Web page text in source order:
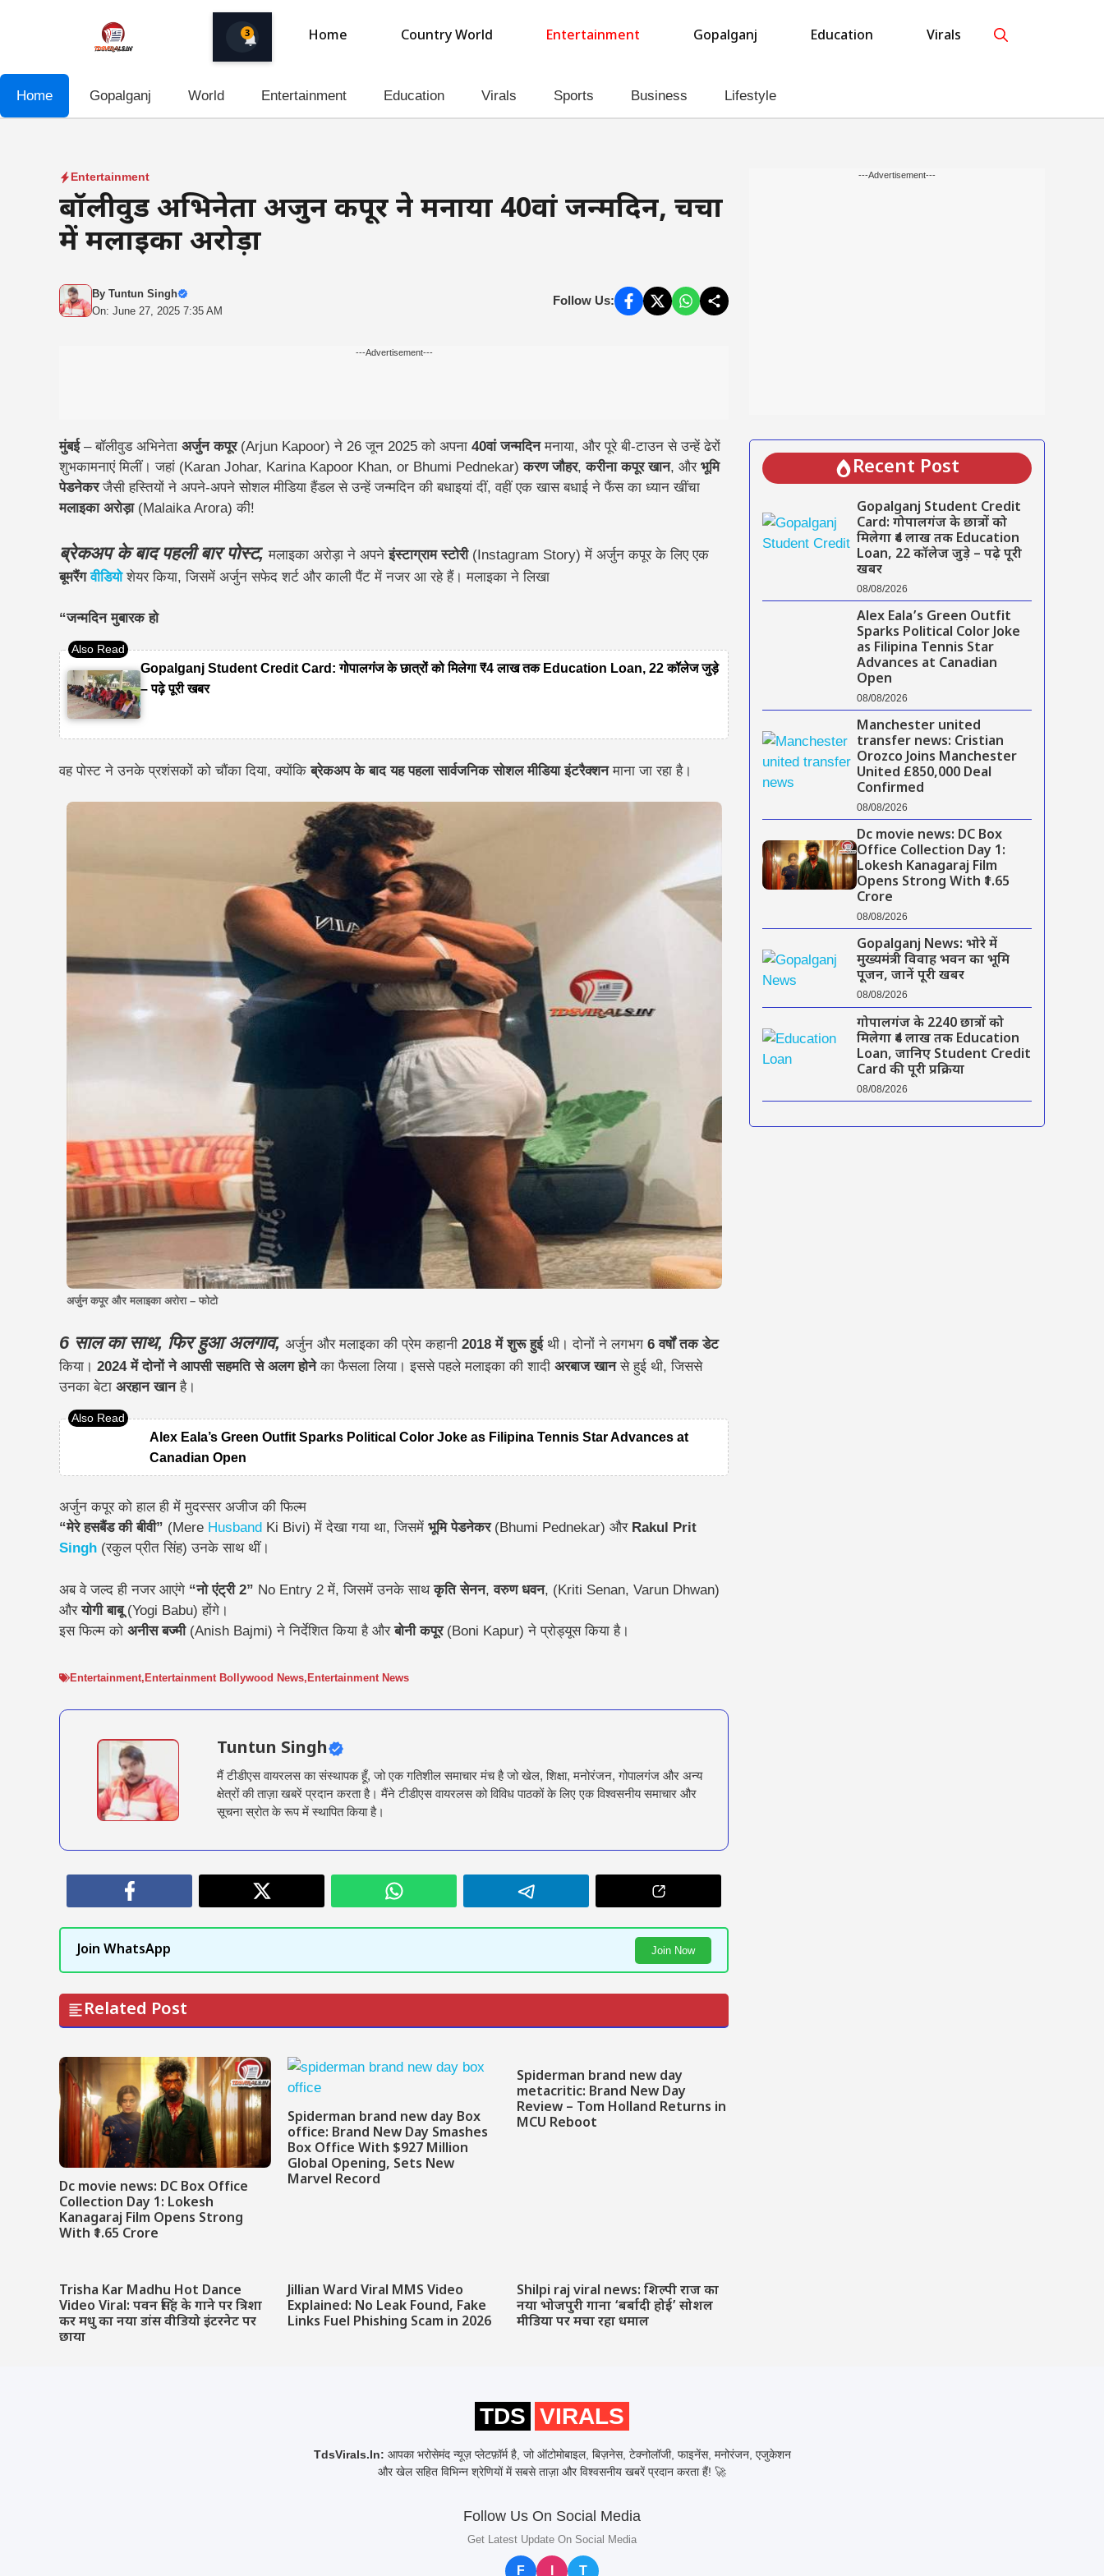
3 Home Country World Entertainment Gopalganj Education Virals
Home Gopalganj World Entertainment Education Virals Sports Business Lifestyle
Entertainment
बॉलीवुड अभिनेता अर्जुन कपूर ने मनाया 40वां जन्मदिन, चर्चा
में मलाइका अरोड़ा
By Tuntun Singh
On: June 27, 2025 7:35 AM
Follow Us:
---Advertisement---
मुंबई– बॉलीवुड अभिनेता अर्जुन कपूर(Arjun Kapoor) ने 26 जून 2025 को अपना 40वां जन्मदिनमनाया, और पूरे बी-टाउन से उन्हें ढेरों
शुभकामनाएं मिलीं। जहां (Karan Johar, Karina Kapoor Khan, or Bhumi Pednekar)करण जौहर,करीना कपूर खान, और भूमि
पेडनेकरजैसी हस्तियों ने अपने-अपने सोशल मीडिया हैंडल से उन्हें जन्मदिन की बधाइयां दीं, वहीं एक खास बधाई ने फैंस का ध्यान खींचा
मलाइका अरोड़ा(Malaika Arora) की!
ब्रेकअप के बाद पहली बार पोस्ट,मलाइका अरोड़ा ने अपनेइंस्टाग्राम स्टोरी(Instagram Story) में अर्जुन कपूर के लिए एक
बूमरैंगवीडियोशेयर किया, जिसमें अर्जुन सफेद शर्ट और काली पैंट में नजर आ रहे हैं। मलाइका ने लिखा
“जन्मदिन मुबारक हो
Gopalganj Student Credit Card: गोपालगंज के छात्रों को मिलेगा ₹4 लाख तक Education Loan, 22 कॉलेज जुड़े
– पढ़े पूरी खबर
वह पोस्ट ने उनके प्रशंसकों को चौंका दिया, क्योंकिब्रेकअप के बाद यह पहला सार्वजनिक सोशल मीडिया इंटरैक्शनमाना जा रहा है।
अर्जुन कपूर और मलाइका अरोरा – फोटो
6 साल का साथ, फिर हुआ अलगाव, अर्जुन और मलाइका की प्रेम कहानी 2018 में शुरू हुईथी। दोनों ने लगभग 6 वर्षों तक डेट
किया। 2024 में दोनों ने आपसी सहमति से अलग होनेका फैसला लिया। इससे पहले मलाइका की शादी अरबाज खानसे हुई थी, जिससे
उनका बेटा अरहान खानहै।
Alex Eala’s Green Outfit Sparks Political Color Joke as Filipina Tennis Star Advances at
Canadian Open
अर्जुन कपूर को हाल ही में मुदस्सर अजीज की फिल्म
“मेरे हसबैंड की बीवी” (Mere Husband Ki Bivi) में देखा गया था, जिसमें भूमि पेडनेकर(Bhumi Pednekar) और Rakul Prit
Singh (रकुल प्रीत सिंह) उनके साथ थीं।
अब वे जल्द ही नजर आएंगे “नो एंट्री 2” No Entry 2 में, जिसमें उनके साथकृति सेनन,वरुण धवन, (Kriti Senan, Varun Dhwan)
औरयोगी बाबू(Yogi Babu) होंगे।
इस फिल्म को अनीस बज्मी(Anish Bajmi) ने निर्देशित किया है औरबोनी कपूर(Boni Kapur) ने प्रोड्यूस किया है।
Entertainment, Entertainment Bollywood News, Entertainment News
Tuntun Singh
मैं टीडीएस वायरलस का संस्थापक हूँ, जो एक गतिशील समाचार मंच है जो खेल, शिक्षा, मनोरंजन, गोपालगंज और अन्य
क्षेत्रों की ताज़ा खबरें प्रदान करता है। मैंने टीडीएस वायरलस को विविध पाठकों के लिए एक विश्वसनीय समाचार और
सूचना स्रोत के रूप में स्थापित किया है।
Join WhatsApp Join Now
Related Post
Dc movie news: DC Box Office
Collection Day 1: Lokesh
Kanagaraj Film Opens Strong
With ₹1.65 Crore
Spiderman brand new day Box
office: Brand New Day Smashes
Box Office With $927 Million
Global Opening, Sets New
Marvel Record
Spiderman brand new day
metacritic: Brand New Day
Review – Tom Holland Returns in
MCU Reboot
Trisha Kar Madhu Hot Dance
Video Viral: पवन सिंह के गाने पर त्रिशा
कर मधु का नया डांस वीडियो इंटरनेट पर
छाया
Jillian Ward Viral MMS Video
Explained: No Leak Found, Fake
Links Fuel Phishing Scam in 2026
Shilpi raj viral news: शिल्पी राज का
नया भोजपुरी गाना ‘बर्बादी होई’ सोशल
मीडिया पर मचा रहा धमाल
---Advertisement---
Recent Post
Gopalganj Student Credit
Card: गोपालगंज के छात्रों को
मिलेगा ₹4 लाख तक Education
Loan, 22 कॉलेज जुड़े – पढ़े पूरी
खबर
08/08/2026
Alex Eala’s Green Outfit
Sparks Political Color Joke
as Filipina Tennis Star
Advances at Canadian
Open
08/08/2026
Manchester united
transfer news: Cristian
Orozco Joins Manchester
United £850,000 Deal
Confirmed
08/08/2026
Dc movie news: DC Box
Office Collection Day 1:
Lokesh Kanagaraj Film
Opens Strong With ₹1.65
Crore
08/08/2026
Gopalganj News: भोरे में
मुख्यमंत्री विवाह भवन का भूमि
पूजन, जानें पूरी खबर
08/08/2026
गोपालगंज के 2240 छात्रों को
मिलेगा ₹4 लाख तक Education
Loan, जानिए Student Credit
Card की पूरी प्रक्रिया
08/08/2026
TDS VIRALS
TdsVirals.In: आपका भरोसेमंद न्यूज़ प्लेटफ़ॉर्म है, जो ऑटोमोबाइल, बिज़नेस, टेक्नोलॉजी, फाइनेंस, मनोरंजन, एजुकेशन
और खेल सहित विभिन्न श्रेणियों में सबसे ताज़ा और विश्वसनीय खबरें प्रदान करता हैं! 🚀
Follow Us On Social Media
Get Latest Update On Social Media
F T